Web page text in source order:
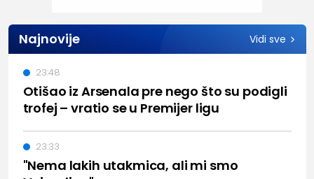
Najnovije Vidi sve
Otišao iz Arsenala pre nego što su podigli
trofej – vratio se u Premijer ligu
23:48
"Nema lakih utakmica, ali mi smo
23:33